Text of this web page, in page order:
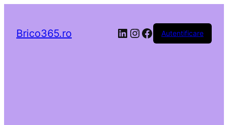
Brico365.ro LinkedIn
Instagram
Facebook
Autentificare